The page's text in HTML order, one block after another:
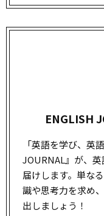
ENGLISH
「英語を学び、英
JOURNAL』が、
届けします。単な
識や思考力を求め
出しましょう！